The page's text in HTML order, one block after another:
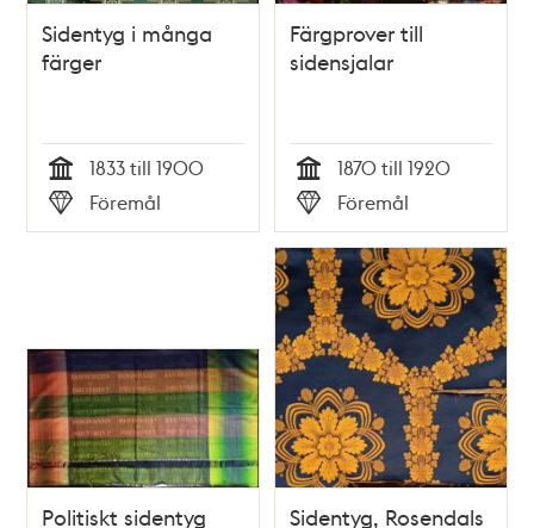
Sidentyg i många
färger
Tid
1833 till 1900
Typ
Föremål
Färgprover till
sidensjalar
Tid
1870 till 1920
Typ
Föremål
Politiskt sidentyg Sidentyg, Rosendals